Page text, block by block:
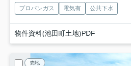
プロパンガス 電気有 公共下水
物件資料(池田町土地)PDF
売地